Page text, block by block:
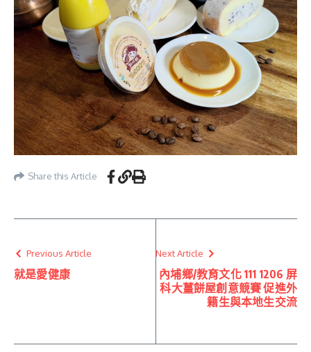
Share this Article
Previous Article
就是愛健康
Next Article
內埔鄉/教育文化 111 1206 屏
科大薑餅屋創意競賽 促進外
籍生與本地生交流